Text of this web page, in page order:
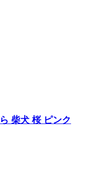
柴犬 桜 ピンク